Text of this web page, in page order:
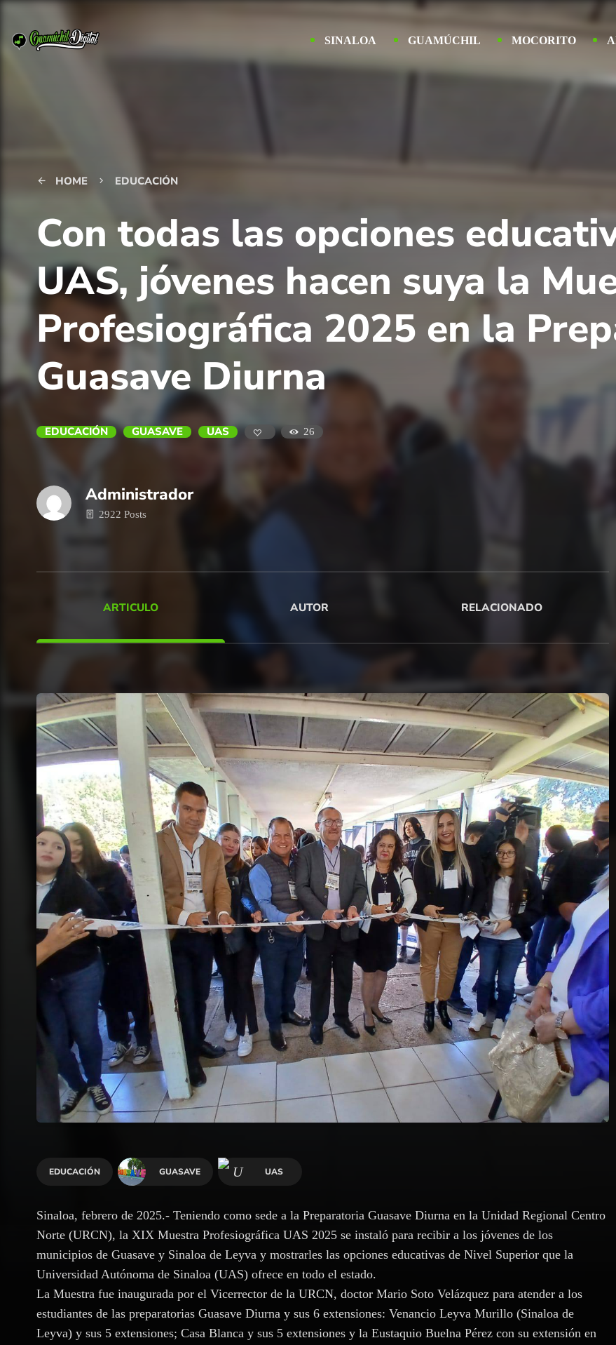
SINALOA GUAMÚCHIL MOCORITO
arrow_back HOME keyboard_arrow_right EDUCACIÓN
Con todas las opciones
UAS, jóvenes hacen suya la
Profesiográfica 2025 en la
Guasave Diurna
EDUCACIÓN GUASAVE UAS 26
Administrador
2922 Posts
ARTICULO AUTOR RELACIONADO
EDUCACIÓN GUASAVE UAS
Sinaloa, febrero de 2025.- Teniendo como sede a la Preparatoria Guasave Diurna en la Unidad Regional Centro
Norte (URCN), la XIX Muestra Profesiográfica UAS 2025 se instaló para recibir a los jóvenes de los
municipios de Guasave y Sinaloa de Leyva y mostrarles las opciones educativas de Nivel Superior que la
Universidad Autónoma de Sinaloa (UAS) ofrece en todo el estado.
La Muestra fue inaugurada por el Vicerrector de la URCN, doctor Mario Soto Velázquez para atender a los
estudiantes de las preparatorias Guasave Diurna y sus 6 extensiones: Venancio Leyva Murillo (Sinaloa de
Leyva) y sus 5 extensiones; Casa Blanca y sus 5 extensiones y la Eustaquio Buelna Pérez con su extensión en